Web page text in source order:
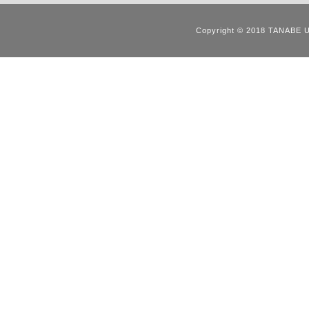
Copyright © 2018 TANABE